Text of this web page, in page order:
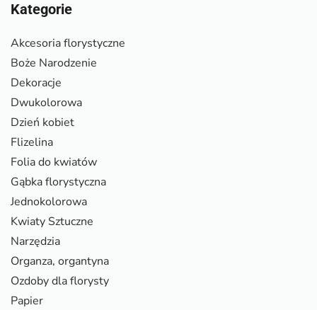
Kategorie
Akcesoria florystyczne
Boże Narodzenie
Dekoracje
Dwukolorowa
Dzień kobiet
Flizelina
Folia do kwiatów
Gąbka florystyczna
Jednokolorowa
Kwiaty Sztuczne
Narzędzia
Organza, organtyna
Ozdoby dla florysty
Papier